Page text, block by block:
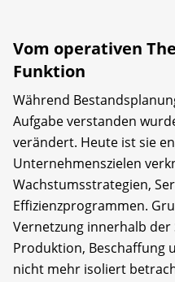
Vom operativen
Funktion
Während
Aufgabe verstanden
verändert. Heute ist sie
Unternehmenszielen
Wachstumsstrategien,
Effizienzprogrammen.
Vernetzung innerhalb der
Produktion, Beschaffung
nicht mehr isoliert